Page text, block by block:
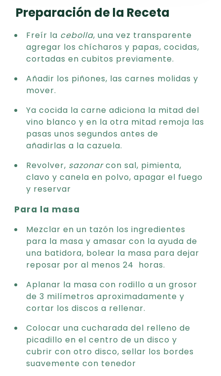
Preparación de la Receta
Freír la cebolla, una vez transparente
agregar los chícharos y papas, cocidas,
cortadas en cubitos previamente.
Añadir los piñones, las carnes molidas y
mover.
Ya cocida la carne adiciona la mitad del
vino blanco y en la otra mitad remoja las
pasas unos segundos antes de
añadirlas a la cazuela.
Revolver, sazonarcon sal, pimienta,
clavo y canela en polvo, apagar el fuego
y reservar
Para la masa
Mezclar en un tazón los ingredientes
para la masa y amasar con la ayuda de
una batidora, bolear la masa para dejar
reposar por al menos 24 horas.
Aplanar la masa con rodillo a un grosor
de 3 milímetros aproximadamente y
cortar los discos a rellenar.
Colocar una cucharada del relleno de
picadillo en el centro de un disco y
cubrir con otro disco, sellar los bordes
suavemente con tenedor